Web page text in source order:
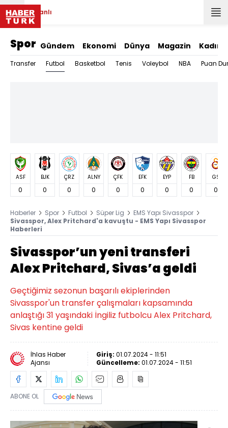
Canlı
Spor Gündem Ekonomi Dünya Magazin Kadın
Transfer Futbol Basketbol Tenis Voleybol NBA Puan
ASF
0
BJK
0
ÇRZ
0
ALNY
0
ÇFK
0
EFK
0
EYP
0
FB
0
GS
0
Haberler Spor Futbol Süper Lig
EMS Yapı Sivasspor
Sivasspor, Alex Pritchard'a kavuştu - EMS Yapı Sivasspor
Haberleri
Sivasspor’un yeni transferi
Alex Pritchard, Sivas’a geldi
Geçtiğimiz sezonun başarılı ekiplerinden
Sivasspor'un transfer çalışmaları kapsamında
anlaştığı 31 yaşındaki İngiliz futbolcu Alex Pritchard,
Sivas kentine geldi
İhlas Haber
Ajansı
Giriş: 01.07.2024 - 11:51
Güncelleme: 01.07.2024 - 11:51
ABONE OL